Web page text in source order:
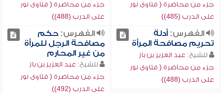
جزء من محاضرة ( فتاوى نور
على الدرب (485))
جزء من محاضرة ( فتاوى نور
على الدرب (488))
الفهرس:أدلة
تحريم مصافحة المرأة
للشيخ: عبد العزيز بن باز
جزء من محاضرة ( فتاوى نور
على الدرب (488))
الفهرس:حكم
مصافحة الرجل للمرأة
من غير المحارم
للشيخ: عبد العزيز بن باز
جزء من محاضرة ( فتاوى نور
على الدرب (492))